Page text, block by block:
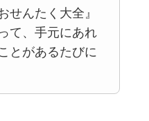
せんたく大全』
て、手元にあれ
とがあるたびに